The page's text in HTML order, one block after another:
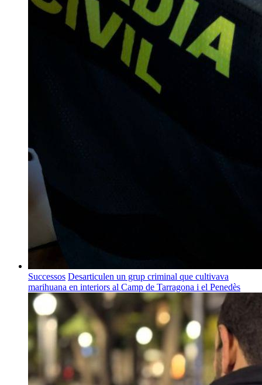
Successos Desarticulen un grup criminal que cultivava
marihuana en interiors al Camp de Tarragona i el Penedès